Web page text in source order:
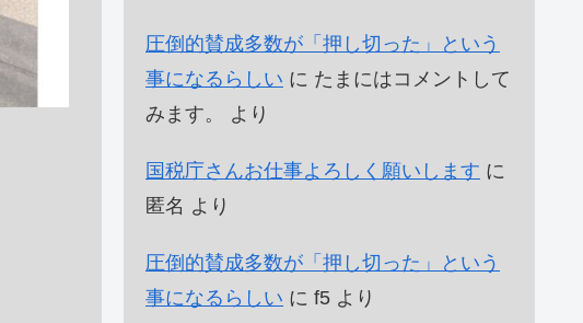
圧倒的賛成多数が「押し切った」という
事になるらしい に たまにはコメントして
みます。
より
国税庁さんお仕事よろしく願いします に
匿名 より
圧倒的賛成多数が「押し切った」という
事になるらしい に f5 より